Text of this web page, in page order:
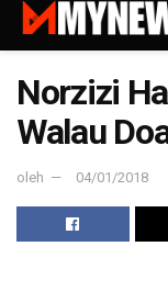
Norzizi
Walau
oleh 04/01/2018